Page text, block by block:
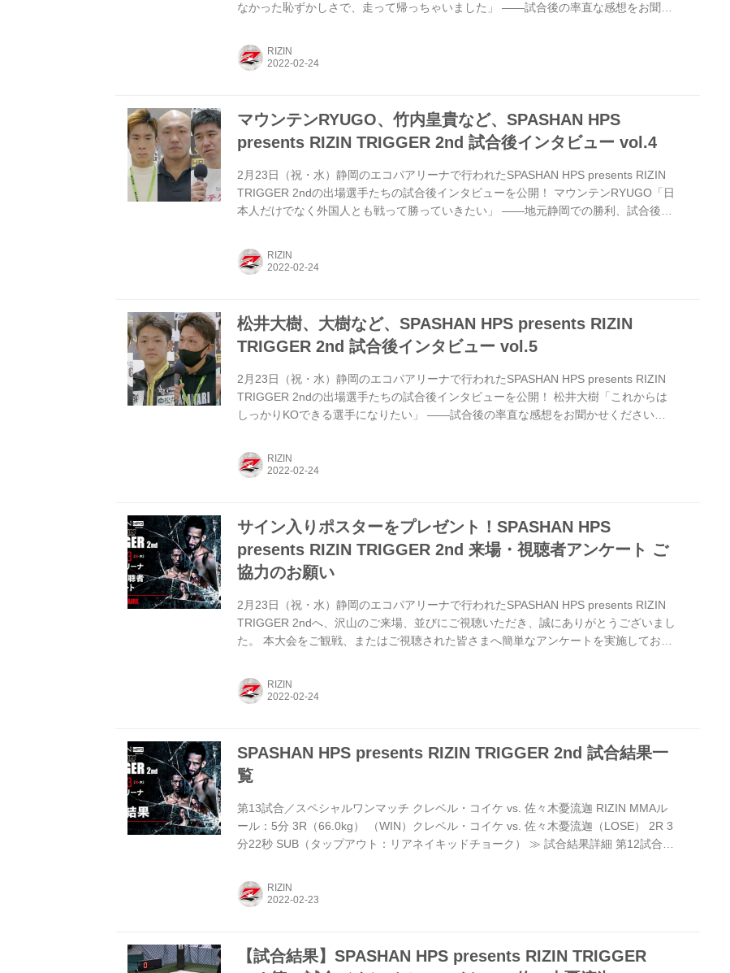
なかった恥ずかしさで、走って帰っちゃいました」 ——試合後の率直な感想をお聞か
で、最後走って帰っちゃいました ——最後に走って退場しうたは、恥ずかしくて、だ
ったのですか？ アキラ あれだけ言っていたのに渋い判定になってしまったので。判定
RIZIN
マウンテンRYUGO、竹内皇貴など、SPASHAN HPS
presents RIZIN TRIGGER 2nd 試合後インタビュー vol.4
2月23日（祝・水）静岡のエコパアリーナで行われたSPASHAN HPS presents RIZIN
TRIGGER 2ndの出場選手たちの試合後インタビューを公開！ マウンテンRYUGO「日
本人だけでなく外国人とも戦って勝っていきたい」 ——地元静岡での勝利、試合後の
ざいます。 ——対戦を終えて、相手の印象は戦う前と違いましたか。 RYUGO 意外に
テクニックあるなという気はしていたんで、今回1ラウンド目から自分も倒しに行く、
RIZIN
松井大樹、大樹など、SPASHAN HPS presents RIZIN
TRIGGER 2nd 試合後インタビュー vol.5
2月23日（祝・水）静岡のエコパアリーナで行われたSPASHAN HPS presents RIZIN
TRIGGER 2ndの出場選手たちの試合後インタビューを公開！ 松井大樹「これからは
しっかりKOできる選手になりたい」 ——試合後の率直な感想をお聞かせください。
たので、すごい悔しいです。 ——パンチもかなりヒットしていた印象もありますし、
ラストには胴回し蹴りもヒットしていたと思うのですが、なかなか相手が倒れなかっ
RIZIN
サイン入りポスターをプレゼント！SPASHAN HPS
presents RIZIN TRIGGER 2nd 来場・視聴者アンケート ご
協力のお願い
2月23日（祝・水）静岡のエコパアリーナで行われたSPASHAN HPS presents RIZIN
TRIGGER 2ndへ、沢山のご来場、並びにご視聴いただき、誠にありがとうございまし
た。 本大会をご観戦、またはご視聴された皆さまへ簡単なアンケートを実施しており
概要 アンケートをご記入いただいた方の中から抽選で3名様に「SPASHAN HPS
presents RIZIN TRIGGER 2nd 出場選手サイン入りポスター」をプレゼント致しま
RIZIN
SPASHAN HPS presents RIZIN TRIGGER 2nd 試合結果一
覧
第13試合／スペシャルワンマッチ クレベル・コイケ vs. 佐々木憂流迦 RIZIN MMAル
ール：5分 3R（66.0kg） （WIN）クレベル・コイケ vs. 佐々木憂流迦（LOSE） 2R 3
分22秒 SUB（タップアウト：リアネイキッドチョーク） ≫ 試合結果詳細 第12試合／
3R（61.0kg） （LOSE）加藤ケンジ vs. 倉本一真（WIN） 1R 4分16秒 TKO（レフェ
リーストップ：グラウンドでのヒザ蹴り） ≫ 試合結果詳細 第11試合／スペシャルワ
RIZIN
【試合結果】SPASHAN HPS presents RIZIN TRIGGER